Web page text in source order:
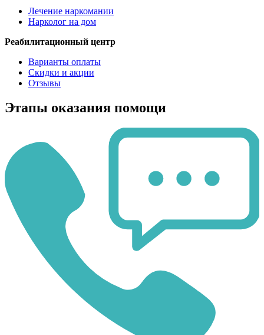
Лечение наркомании
Нарколог на дом
Реабилитационный центр
Варианты оплаты
Скидки и акции
Отзывы
Этапы оказания помощи